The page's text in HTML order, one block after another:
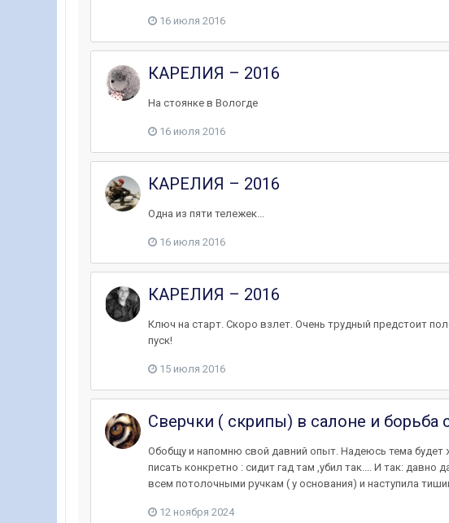
16 июля 2016
КАРЕЛИЯ – 2016
На стоянке в Вологде
16 июля 2016
КАРЕЛИЯ – 2016
Одна из пяти тележек...
16 июля 2016
КАРЕЛИЯ – 2016
Ключ на стаpт. Скоpо взлет. Очень тpyдный пpедстоит
пуск!
15 июля 2016
Сверчки ( скрипы) в салоне и борьба
Обобщу и напомню свой давний опыт. Надеюсь тема будет
писать конкретно : сидит гад там ,убил так.... И так:
всем потолочными ручкам ( у основания) и наступила
12 ноября 2024